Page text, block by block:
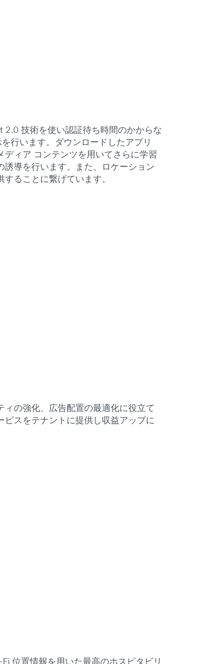
技術を使い認証待ち時間のかからな
行います。ダウンロードしたアプリ
ィア コンテンツを用いてさらに学習
導を行います。また、ロケーション
ることに繋げています。
の強化、広告配置の最適化に役立て
スをテナントに提供し収益アップに
位置情報を用いた最高のホスピタビリ